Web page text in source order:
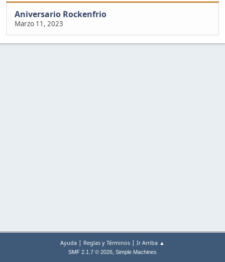
Aniversario Rockenfrio
Marzo 11, 2023
Ayuda | Reglas y Términos | Ir Arriba ▲
SMF 2.1.7 © 2026, Simple Machines